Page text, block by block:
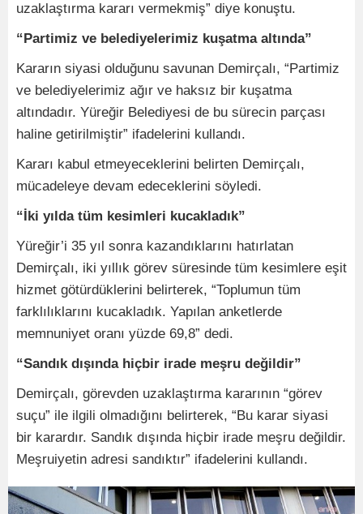
uzaklaştırma kararı vermekmiş” diye konuştu.
“Partimiz ve belediyelerimiz kuşatma altında”
Kararın siyasi olduğunu savunan Demirçalı, “Partimiz
ve belediyelerimiz ağır ve haksız bir kuşatma
altındadır. Yüreğir Belediyesi de bu sürecin parçası
haline getirilmiştir” ifadelerini kullandı.
Kararı kabul etmeyeceklerini belirten Demirçalı,
mücadeleye devam edeceklerini söyledi.
“İki yılda tüm kesimleri kucakladık”
Yüreğir’i 35 yıl sonra kazandıklarını hatırlatan
Demirçalı, iki yıllık görev süresinde tüm kesimlere eşit
hizmet götürdüklerini belirterek, “Toplumun tüm
farklılıklarını kucakladık. Yapılan anketlerde
memnuniyet oranı yüzde 69,8” dedi.
“Sandık dışında hiçbir irade meşru değildir”
Demirçalı, görevden uzaklaştırma kararının “görev
suçu” ile ilgili olmadığını belirterek, “Bu karar siyasi
bir karardır. Sandık dışında hiçbir irade meşru değildir.
Meşruiyetin adresi sandıktır” ifadelerini kullandı.